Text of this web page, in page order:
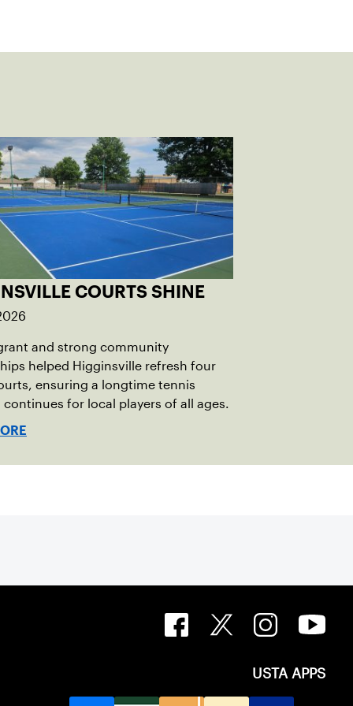
COURTS SHINE
and strong community
helped Higginsville refresh four
ensuring a longtime tennis
for local players of all ages.
USTA APPS